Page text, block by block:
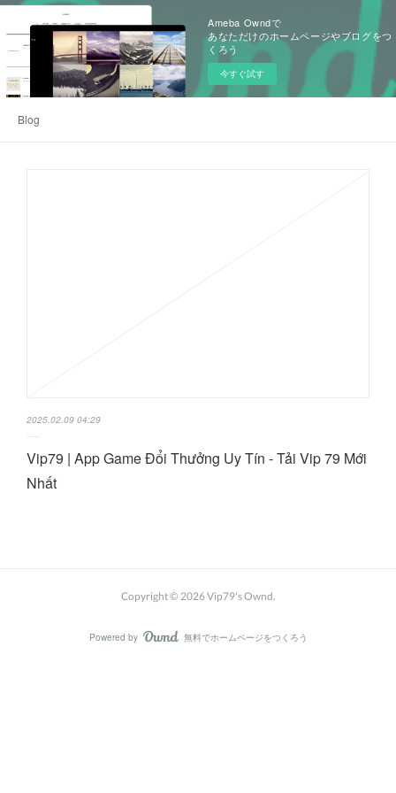
Ameba Owndで
あなただけのホームページやブログをつ
くろう
今すぐ試す
Blog
2025.02.09 04:29
Vip79 | App Game Đổi Thưởng Uy Tín - Tải Vip 79 Mới
Nhất
Copyright © 2026Vip79's Ownd.
Powered by AmebaOwnd
無料でホームページをつくろう